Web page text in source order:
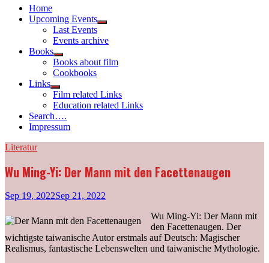
Home
Upcoming Events
Show
menu
Last Events
Events archive
Books
Show
sub
menu
Books about film
Cookbooks
Links
Show
sub
menu
Film related Links
Education related Links
Search….
Impressum
Literatur
Wu Ming-Yi: Der Mann mit den Facettenaugen
Sep 19, 2022Sep 21, 2022
Wu Ming-Yi: Der Mann mit
den Facettenaugen. Der
wichtigste taiwanische Autor erstmals auf Deutsch: Magischer
Realismus, fantastische Lebenswelten und taiwanische Mythologie.